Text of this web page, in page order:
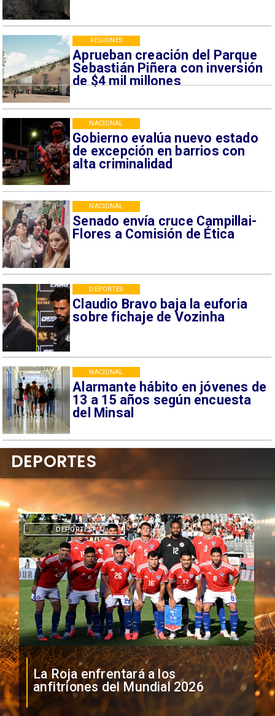
Aprueban creación del Parque
Sebastián Piñera con inversión
de $4 mil millones
REGIONES
Gobierno evalúa nuevo estado
de excepción en barrios con
alta criminalidad
NACIONAL
Senado envía cruce Campillai-
Flores a Comisión de Ética
NACIONAL
Claudio Bravo baja la euforia
sobre fichaje de Vozinha
DEPORTES
Alarmante hábito en jóvenes de
13 a 15 años según encuesta
del Minsal
NACIONAL
La Roja enfrentará a los
anfitriones del Mundial 2026
DEPORTES
DEPORTES